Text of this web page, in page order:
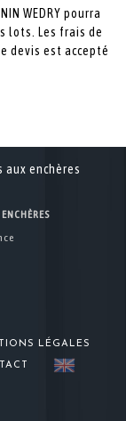
WEDRY pourra
lots. Les frais de
devis est accepté
LÉGALES